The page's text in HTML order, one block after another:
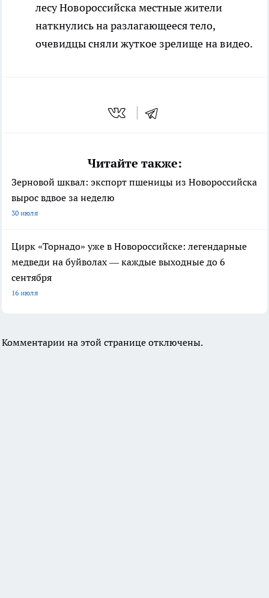
лесу Новороссийска местные жители
наткнулись на разлагающееся тело,
очевидцы сняли жуткое зрелище на видео.
Читайте также:
Зерновой шквал: экспорт пшеницы из Новороссийска
вырос вдвое за неделю
30 июля
Цирк «Торнадо» уже в Новороссийске: легендарные
медведи на буйволах — каждые выходные до 6
сентября
16 июля
Комментарии на этой странице отключены.